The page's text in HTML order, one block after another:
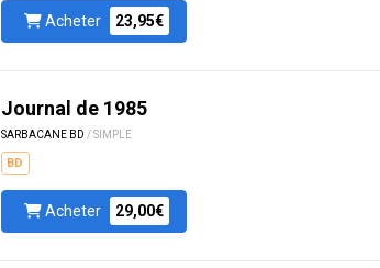
Acheter 23,95€
Journal de 1985
SARBACANE BD / SIMPLE
BD
Acheter 29,00€